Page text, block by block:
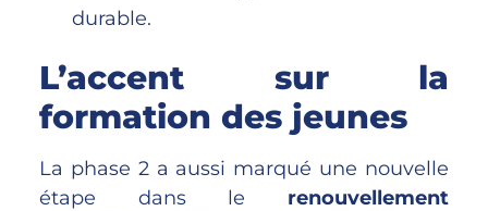
durable.
L’accent sur la
formation des jeunes
La phase 2 a aussi marqué une nouvelle
étape dans le renouvellement